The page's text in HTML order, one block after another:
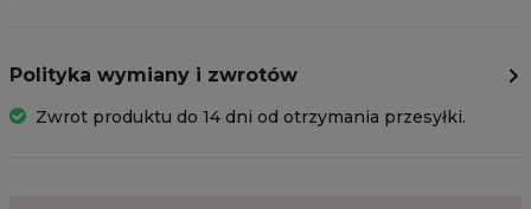
Polityka wymiany i zwrotów
Zwrot produktu do 14 dni od otrzymania przesyłki.